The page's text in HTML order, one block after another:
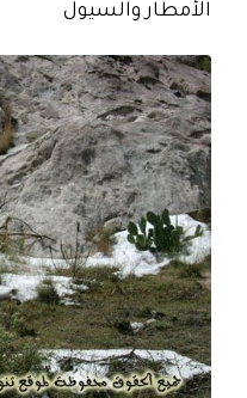
الأمطار والسيول